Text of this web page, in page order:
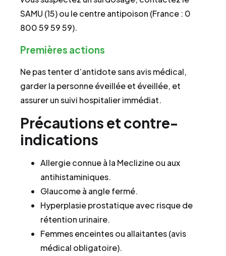
SAMU (15) ou le centre antipoison (France : 0
800 59 59 59).
Premières actions
Ne pas tenter d’antidote sans avis médical,
garder la personne éveillée et éveillée, et
assurer un suivi hospitalier immédiat.
Précautions et contre-
indications
Allergie connue à la Meclizine ou aux
antihistaminiques.
Glaucome à angle fermé.
Hyperplasie prostatique avec risque de
rétention urinaire.
Femmes enceintes ou allaitantes (avis
médical obligatoire).